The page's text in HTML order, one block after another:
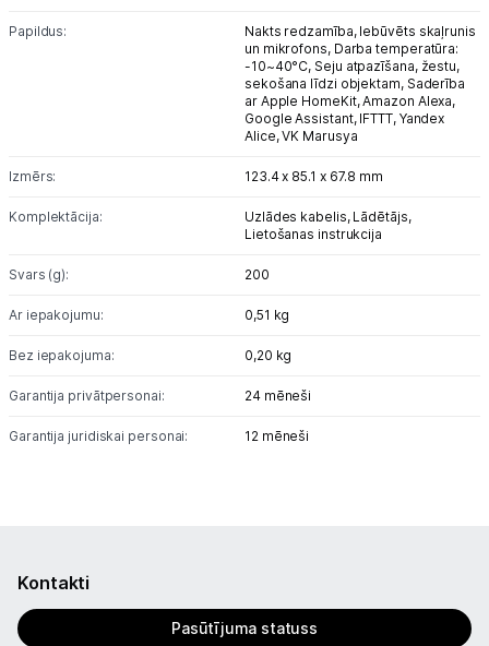
Papildus: Nakts redzamība, Iebūvēts skaļrunis
un mikrofons, Darba temperatūra:
-10~40°C, Seju atpazīšana, žestu,
sekošana līdzi objektam, Saderība
ar Apple HomeKit, Amazon Alexa,
Google Assistant, IFTTT, Yandex
Alice, VK Marusya
Izmērs: 123.4 x 85.1 x 67.8 mm
Komplektācija: Uzlādes kabelis, Lādētājs,
Lietošanas instrukcija
Svars (g): 200
Ar iepakojumu: 0,51 kg
Bez iepakojuma: 0,20 kg
Garantija privātpersonai: 24 mēneši
Garantija juridiskai personai: 12 mēneši
Kontakti
Pasūtījuma statuss